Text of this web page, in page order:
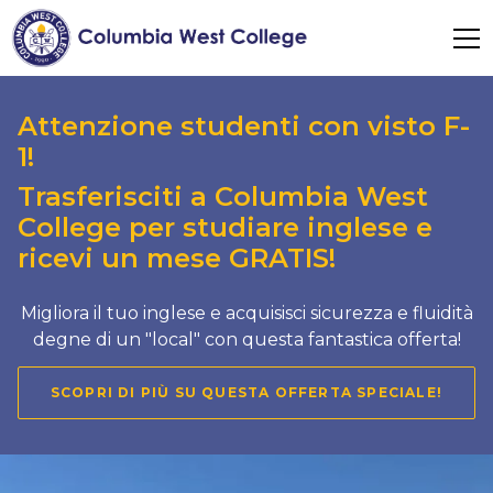
Attenzione studenti con visto F-
1!
Trasferisciti a Columbia West
College per studiare inglese e
ricevi un mese GRATIS!
Migliora il tuo inglese e acquisisci sicurezza e fluidità
degne di un "local" con questa fantastica offerta!
SCOPRI DI PIÙ SU QUESTA OFFERTA SPECIALE!